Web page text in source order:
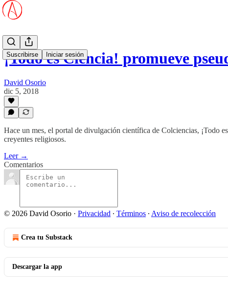
Suscribirse Iniciar sesión
¡Todo es Ciencia! promueve
David Osorio
dic 5, 2018
Hace un mes, el portal de divulgación científica de Colciencias, ¡Todo
creyentes religiosos.
Leer →
Comentarios
© 2026 David Osorio · Privacidad ∙ Términos ∙ Aviso de recolección
Crea tu Substack
Descargar la app